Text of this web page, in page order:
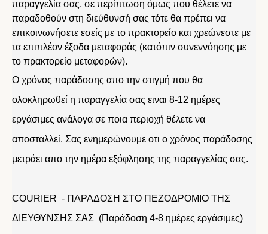
παραγγελία σας, σε περίπτωση όμως που θέλετε να
παραδοθούν στη διεύθυνσή σας τότε θα πρέπει να
επικοινωνήσετε εσείς με το πρακτορείο και χρεώνεστε με
τα επιπλέον έξοδα μεταφοράς (κατόπιν συνεννόησης με
το πρακτορείο μεταφορών).
Ο χρόνος παράδοσης απο την στιγμή που θα
ολοκληρωθεί η παραγγελία σας ειναι 8-12 ημέρες
εργάσιμες ανάλογα σε ποια περιοχή θέλετε να
αποσταλλεί. Σας ενημερώνουμε οτι ο χρόνος παράδοσης
μετράει απο την ημέρα εξόφλησης της παραγγελίας σας.
COURIER - ΠΑΡΑΔΟΣΗ ΣΤΟ ΠΕΖΟΔΡΟΜΙΟ ΤΗΣ
ΔΙΕΥΘΥΝΣΗΣ ΣΑΣ (Παράδοση 4-8 ημέρες εργάσιμες)